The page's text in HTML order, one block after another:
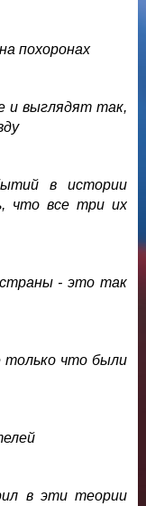
похоронах
и выглядят так,
в истории
что все три их
- это так
только что были
в эти теории